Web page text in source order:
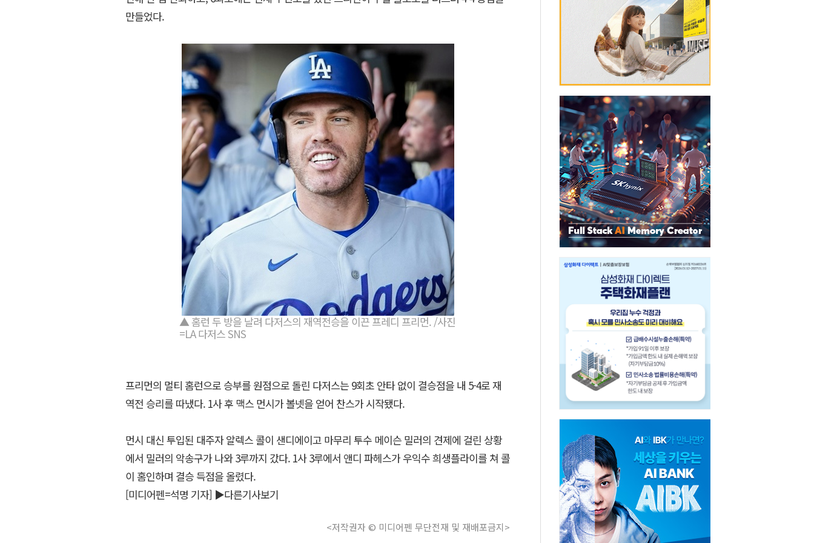
만들었다.
▲ 홈런 두 방을 날려 다저스의 재역전승을 이끈 프레디 프리먼. /사진
=LA 다저스 SNS
프리먼의 멀티 홈런으로 승부를 원점으로 돌린 다저스는 9회초 안타 없이 결승점을 내 5-4로 재
역전 승리를 따냈다. 1사 후 맥스 먼시가 볼넷을 얻어 찬스가 시작됐다.
먼시 대신 투입된 대주자 알렉스 콜이 샌디에이고 마무리 투수 메이슨 밀러의 견제에 걸린 상황
에서 밀러의 악송구가 나와 3루까지 갔다. 1사 3루에서 앤디 파헤스가 우익수 희생플라이를 쳐 콜
이 홈인하며 결승 득점을 올렸다.
[미디어펜=석명 기자] ▶다른기사보기
<저작권자 © 미디어펜 무단전재 및 재배포금지>